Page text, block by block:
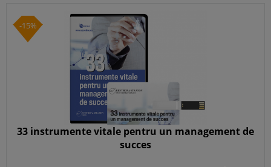
-15%
33 instrumente vitale pentru un management de
succes